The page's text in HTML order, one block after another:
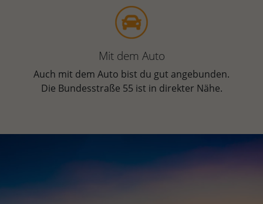
Mit dem Auto
Auch mit dem Auto bist du gut angebunden.
Die Bundesstraße 55 ist in direkter Nähe.